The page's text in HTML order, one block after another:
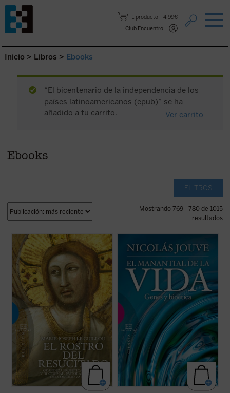
1 producto
4,99€
Club Encuentro
Saltar al contenido.
Inicio > Libros > Ebooks
“El bicentenario de la independencia de los
países latinoamericanos (epub)” se ha
añadido a tu carrito.
Ver carrito
Ebooks
FILTROS
Mostrando 769 - 780 de 1015
resultados
«Una obra sólida sobre el Concilio y un
estimulante de la vida cristiana». Con estas
palabras describe Henri de Lubac
El Rostro
del Resucitado
, volumen con el que Marie-
Josep Le Guillou, perito en el Concilio
Vaticano II y uno de los ...
(ver ficha)
¿Qué concepto tenemos del ser humano
como ente biológico? ¿Cómo pudo la
evolución generar un ser consciente y
ético a partir de unas bestias instintivas y
egoístas? ¿Por qué le atribuimos al ser
humano el mayor valor y dignidad entre los
(ver ficha)